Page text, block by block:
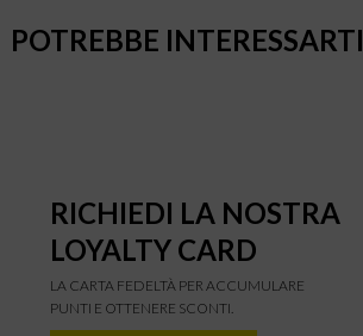
POTREBBE INTERESSARTI
RICHIEDI LA NOSTRA
LOYALTY CARD
LA CARTA FEDELTÀ PER ACCUMULARE
PUNTI E OTTENERE SCONTI.